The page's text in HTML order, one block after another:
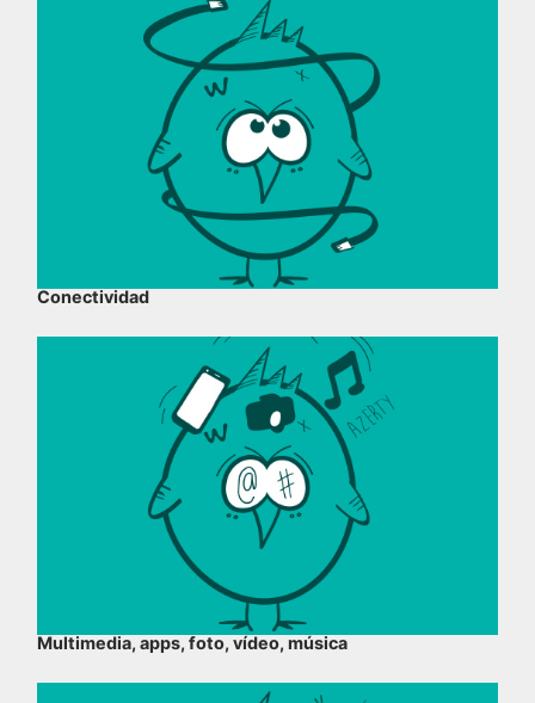
Conectividad
Multimedia, apps, foto, vídeo, música